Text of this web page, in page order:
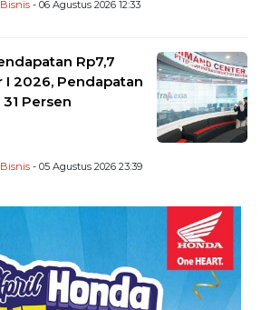
Bisnis - 06 Agustus 2026 12:33
Rp7,7
2026, Pendapatan
Persen
Bisnis - 05 Agustus 2026 23:39